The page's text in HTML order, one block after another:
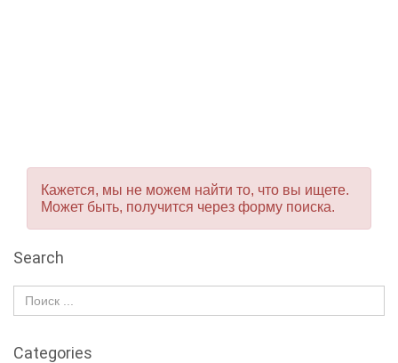
Кажется, мы не можем найти то, что вы ищете.
Может быть, получится через форму поиска.
Search
Categories